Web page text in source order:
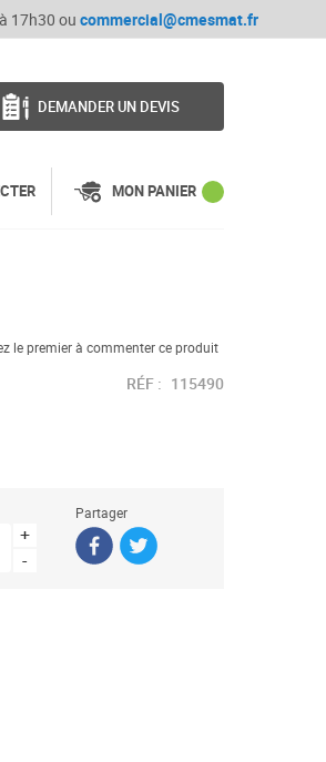
17h30 ou commercial@cmesmat.fr
DEMANDER UN DEVIS
MON PANIER
le premier à commenter ce produit
RÉF : 115490
+
-
Partager